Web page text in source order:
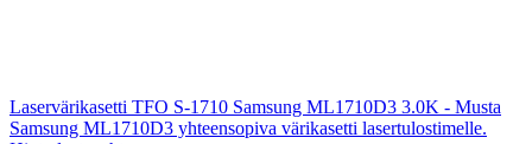
Laservärikasetti TFO S-1710 Samsung ML1710D3 3.0K - Musta
Samsung ML1710D3 yhteensopiva värikasetti lasertulostimelle.